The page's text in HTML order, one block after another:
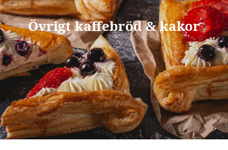
Övrigt kaffebröd & kakor